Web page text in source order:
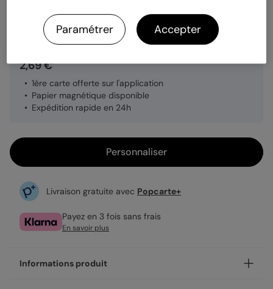
Quantité 1 carte
2,69 €
1ère carte offerte sur l'application
Papier magnétique disponible
Expédition rapide en 24h
Personnaliser
Livraison gratuite avec Popcarte+
Payez en 3 fois sans frais
En savoir plus
Informations produit
Paramétrer Accepter